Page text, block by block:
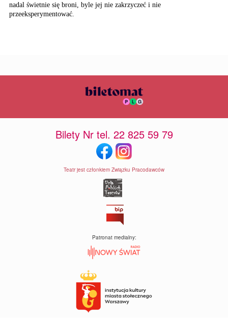
nadal świetnie się broni, byle jej nie zakrzyczeć i nie
przeeksperymentować.
Bilety Nr tel. 22 825 59 79
Teatr jest członkiem Związku Pracodawców
Patronat medialny: